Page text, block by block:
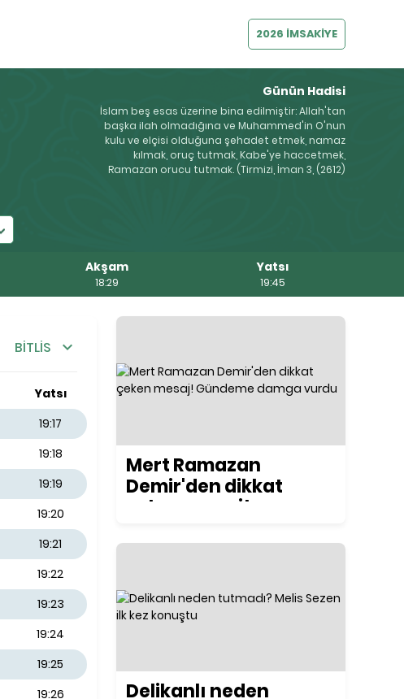
2026 İMSAKİYE
Günün Hadisi
İslam beş esas üzerine bina edilmiştir: Allah'tan
başka ilah olmadığına ve Muhammed'in O'nun
kulu ve elçisi olduğuna şehadet etmek, namaz
kılmak, oruç tutmak, Kabe'ye haccetmek,
Ramazan orucu tutmak. (Tirmizi, İman 3, (2612)
Akşam
18:29
Yatsı
19:45
BİTLİS
Yatsı
19:17
19:18
19:19
19:20
19:21
19:22
19:23
19:24
19:25
19:26
Mert Ramazan
Demir'den dikkat
çeken mesaj!
vurdu
Delikanlı neden